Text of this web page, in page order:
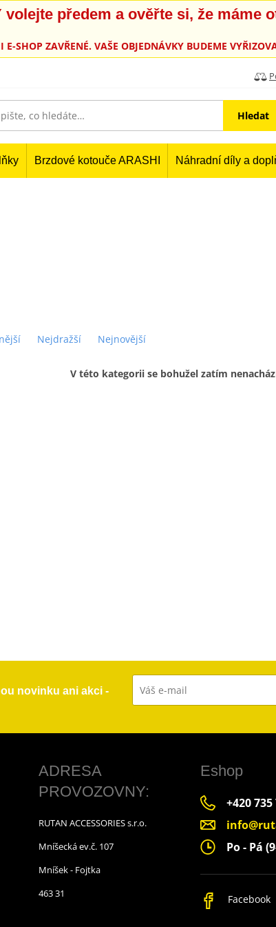
předem a ověřte si, že máme
SHOP ZAVŘENÉ. VAŠE OBJEDNÁVKY BUDEME
Hledat
Brzdové kotouče ARASHI Náhradní díly a
Nejdražší Nejnovější
V této kategorii se bohužel zatím
novinku ani akci -
ADRESA
PROVOZOVNY:
RUTAN ACCESSORIES s.r.o.
Mníšecká ev.č. 107
Mníšek - Fojtka
463 31
Eshop
+420 735
Po - Pá
Facebook